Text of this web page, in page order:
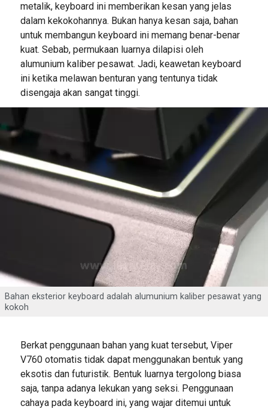
metalik, keyboard ini memberikan kesan yang jelas
dalam kekokohannya. Bukan hanya kesan saja, bahan
untuk membangun keyboard ini memang benar-benar
kuat. Sebab, permukaan luarnya dilapisi oleh
alumunium kaliber pesawat. Jadi, keawetan keyboard
ini ketika melawan benturan yang tentunya tidak
disengaja akan sangat tinggi.
Bahan eksterior keyboard adalah alumunium kaliber pesawat yang
kokoh
Berkat penggunaan bahan yang kuat tersebut, Viper
V760 otomatis tidak dapat menggunakan bentuk yang
eksotis dan futuristik. Bentuk luarnya tergolong biasa
saja, tanpa adanya lekukan yang seksi. Penggunaan
cahaya pada keyboard ini, yang wajar ditemui untuk